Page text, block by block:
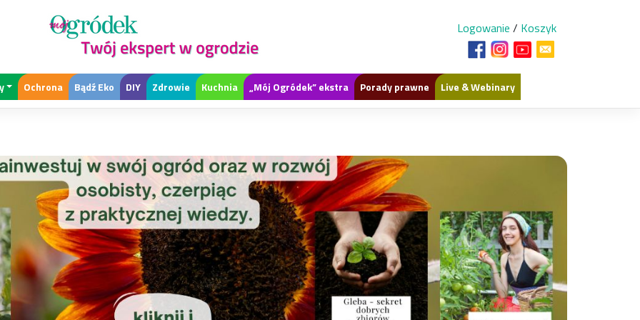
Logowanie / Koszyk
Ochrona Bądź Eko DIY Zdrowie Kuchnia „Mój Ogródek” ekstra Porady prawne Live & Webinary